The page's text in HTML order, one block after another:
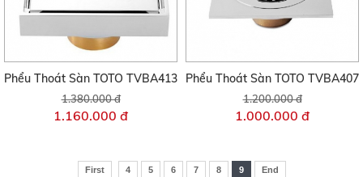
Phểu Thoát Sàn TOTO TVBA413
1.380.000 đ
1.160.000 đ
Phểu Thoát Sàn TOTO TVBA407
1.200.000 đ
1.000.000 đ
First 4 5 6 7 8 9 End